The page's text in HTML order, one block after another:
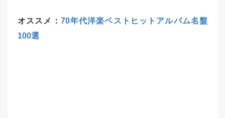
オススメ： 70年代洋楽ベストヒットアルバム名盤
100選